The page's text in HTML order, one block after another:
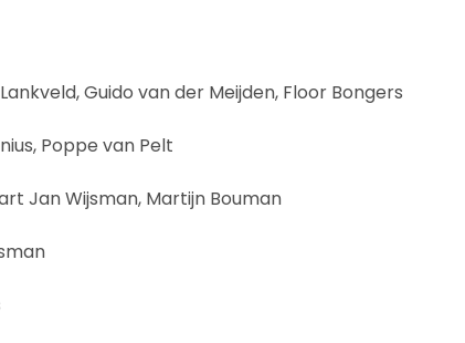
Guido van der Meijden, Floor Bongers
Poppe van Pelt
Jan Wijsman, Martijn Bouman